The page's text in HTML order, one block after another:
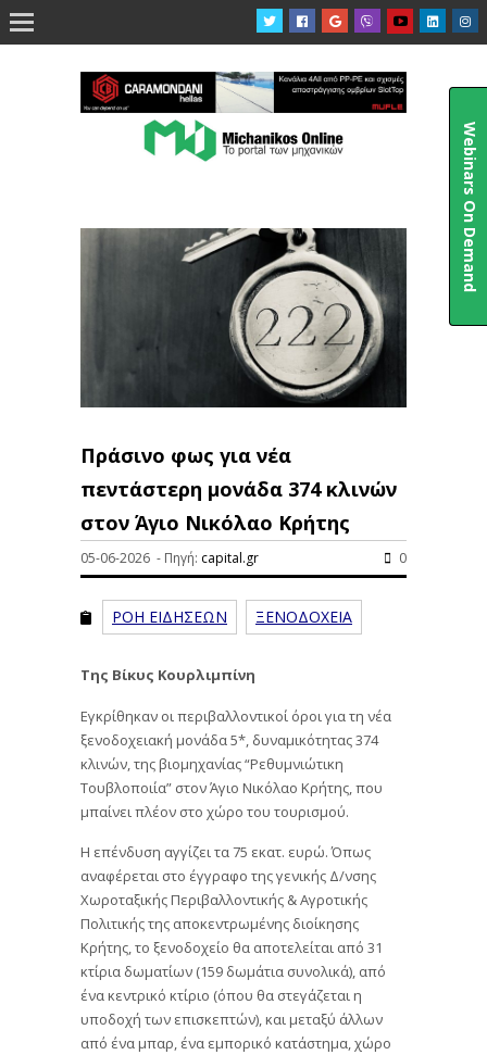

Πράσινο φως για νέα
πεντάστερη μονάδα 374 κλινών
στον Άγιο Νικόλαο Κρήτης
05-06-2026 - Πηγή: capital.gr 0
ΡΟΗ ΕΙΔΗΣΕΩΝ ΞΕΝΟΔΟΧΕΙΑ
Της Βίκυς Κουρλιμπίνη
Εγκρίθηκαν οι περιβαλλοντικοί όροι για τη νέα
ξενοδοχειακή μονάδα 5*, δυναμικότητας 374
κλινών, της βιομηχανίας “Ρεθυμνιώτικη
Τουβλοποιία” στον Άγιο Νικόλαο Κρήτης, που
μπαίνει πλέον στο χώρο του τουρισμού.
Η επένδυση αγγίζει τα 75 εκατ. ευρώ. Όπως
αναφέρεται στο έγγραφο της γενικής Δ/νσης
Χωροταξικής Περιβαλλοντικής & Αγροτικής
Πολιτικής της αποκεντρωμένης διοίκησης
Κρήτης, το ξενοδοχείο θα αποτελείται από 31
κτίρια δωματίων (159 δωμάτια συνολικά), από
ένα κεντρικό κτίριο (όπου θα στεγάζεται η
υποδοχή των επισκεπτών), και μεταξύ άλλων
από ένα μπαρ, ένα εμπορικό κατάστημα, χώρο
Webinars On Demand